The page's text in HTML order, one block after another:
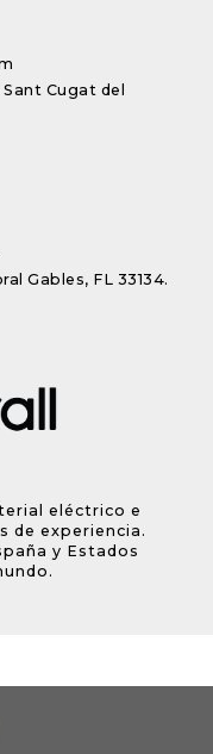
Cugat del
Gables, FL 33134.
eléctrico e
de experiencia.
y Estados